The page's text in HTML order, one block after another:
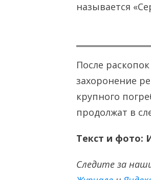
называется
После
захоронение
крупного
продолжат в
Текст и фото:
Следите за